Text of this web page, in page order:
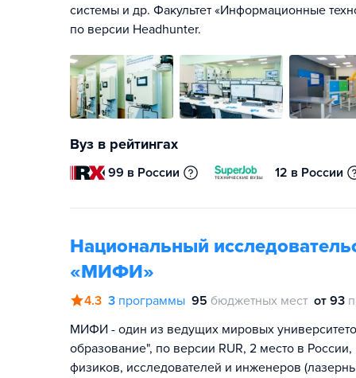
системы и др. Факультет «Информационные
по версии Headhunter.
Вуз в рейтингах
99 в России 12 в России
Национальный
«МИФИ»
4.3 3 программы 95 бюджетных мест от 93
МИФИ - один из ведущих мировых
образование", по версии RUR, 2 место в
физиков, исследователей и инженеров